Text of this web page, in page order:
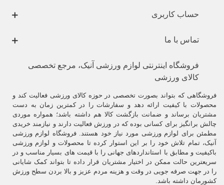
حساب کاربری
تماس با ما
فروشگاه اینترنتی لوازم ورزشی آنیک، مرجع تخصصی
کالای ورزشی
فروشگاهی که بتواند بصورت تخصصی در حوزه کالای ورزشی فعالیت کند و
محصولات با کیفیت ارائه دهد و سفارشات را در کمترین زمان به دست
مشتریان برساند و ضمانت بازگشت کالا هم داشته باشد؛ همواره موردی
چالش برانگیز برای کسانی بوده که در ورزش فعالیت دارند و نیازمند خریدی
مطمئن برای لوازم ورزشی مورد نیاز خود هستند. فروشگاه لوازم ورزشی
آنیک، تمام تلاش خود را بر این استوار کرده تا محصولات و لوازم ورزشی
باکیفیت و مطابق با استانداردهای جهانی را با قیمت های بسیار مناسب و در
سریعترین حالت ممکن در اختیار مشتریان قرار داده تا بتواند کمک شایانی
را در جهت صرفه جویی در وقت و هزینه مردم عزیز و بالا بردن سطح ورزش
کشورمان داشته باشد.